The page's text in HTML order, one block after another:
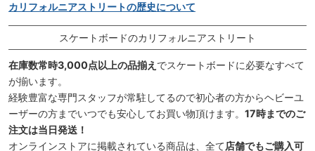
カリフォルニアストリートの歴史について
スケートボードのカリフォルニアストリート
在庫数常時3,000点以上の品揃え でスケートボードに必要なすべて
が揃います。
経験豊富な専門スタッフが常駐してるので初心者の方からヘビーユ
ーザーの方までいつでも安心してお買い物頂けます。 17時までのご
注文は当日発送！
オンラインストアに掲載されている商品は、全て店舗でもご購入可